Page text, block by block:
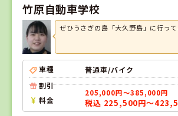
竹原自動車学校
ぜひうさぎの島「大久野島」に行って
車種
普通車/バイク
割引
料金
205,000円～385,000円
税込 225,500円～